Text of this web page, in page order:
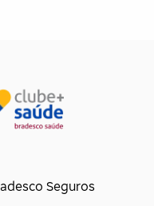
Seguros